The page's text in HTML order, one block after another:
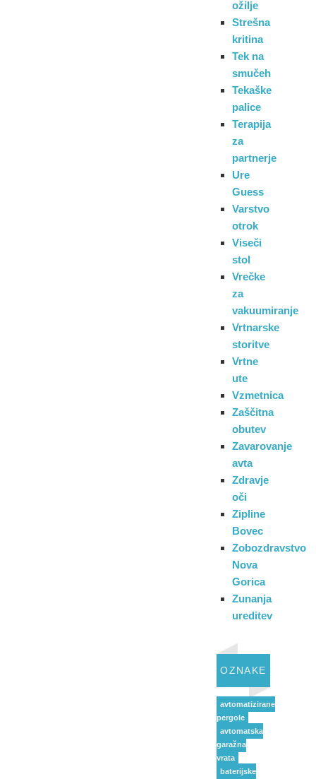
ožilje
Strešna
kritina
Tek na
smučeh
Tekaške
palice
Terapija
za
partnerje
Ure
Guess
Varstvo
otrok
Viseči
stol
Vrečke
za
vakuumiranje
Vrtnarske
storitve
Vrtne
ute
Vzmetnica
Zaščitna
obutev
Zavarovanje
avta
Zdravje
oči
Zipline
Bovec
Zobozdravstvo
Nova
Gorica
Zunanja
ureditev
OZNAKE
avtomatizirane
pergole
avtomatska
garažna
vrata
baterijske